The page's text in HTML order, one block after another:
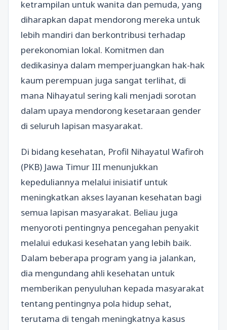
ketrampilan untuk wanita dan pemuda, yang
diharapkan dapat mendorong mereka untuk
lebih mandiri dan berkontribusi terhadap
perekonomian lokal. Komitmen dan
dedikasinya dalam memperjuangkan hak-hak
kaum perempuan juga sangat terlihat, di
mana Nihayatul sering kali menjadi sorotan
dalam upaya mendorong kesetaraan gender
di seluruh lapisan masyarakat.
Di bidang kesehatan, Profil Nihayatul Wafiroh
(PKB) Jawa Timur III menunjukkan
kepeduliannya melalui inisiatif untuk
meningkatkan akses layanan kesehatan bagi
semua lapisan masyarakat. Beliau juga
menyoroti pentingnya pencegahan penyakit
melalui edukasi kesehatan yang lebih baik.
Dalam beberapa program yang ia jalankan,
dia mengundang ahli kesehatan untuk
memberikan penyuluhan kepada masyarakat
tentang pentingnya pola hidup sehat,
terutama di tengah meningkatnya kasus